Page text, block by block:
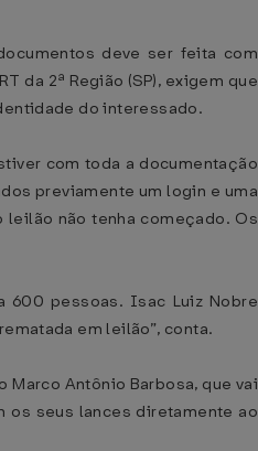
deve ser feita com
da 2ª Região (SP), exigem que
do interessado.
com toda a documentação
previamente um login e uma
não tenha começado. Os
600 pessoas. Isac Luiz Nobre
em leilão”, conta.
Antônio Barbosa, que vai
os seus lances diretamente ao